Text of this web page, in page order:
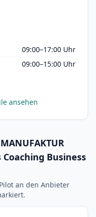
09:00–17:00 Uhr
09:00–15:00 Uhr
ansehen
Business
an den Anbieter